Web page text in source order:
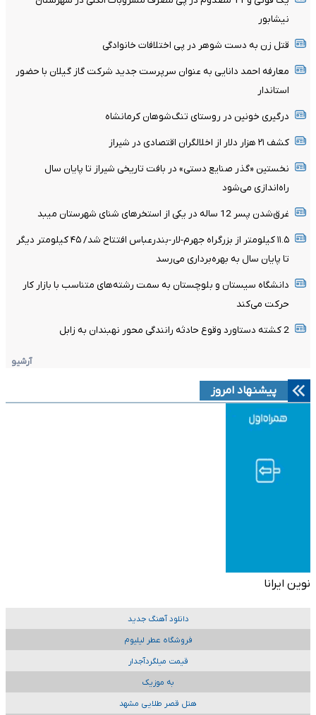
نیشابور
قتل زن به دست شوهر در پی اختلافات خانوادگی
معارفه احمد دانایی به عنوان سرپرست جدید شرکت گاز گیلان با حضور
استاندار
درگیری خونین در روستای تنگ‌شوهان کرمانشاه
کشف ۲۱ هزار دلار از اخلالگران اقتصادی در شیراز
نخستین «گذر صنایع دستی» در بافت تاریخی شیراز تا پایان سال
راه‌اندازی می‌شود
غرق‌شدن پسر 12 ساله در یکی از استخرهای شنای شهرستان میبد
۱۱.۵ کیلومتر از بزرگراه جهرم-لار-بندرعباس افتتاح شد/ ۴۵ کیلومتر دیگر
تا پایان سال به بهره‌برداری می‌رسد
دانشگاه سیستان و بلوچستان به سمت رشته‌های متناسب با بازار کار
حرکت می‌کند
2 کشته دستاورد وقوع حادثه رانندگی محور نهبندان به زابل
آرشیو
پیشنهاد امروز
نوین ایرانا
دانلود آهنگ جدید
فروشگاه عطر لیلیوم
قیمت میلگردآجدار
به موزیک
هتل قصر طلایی مشهد